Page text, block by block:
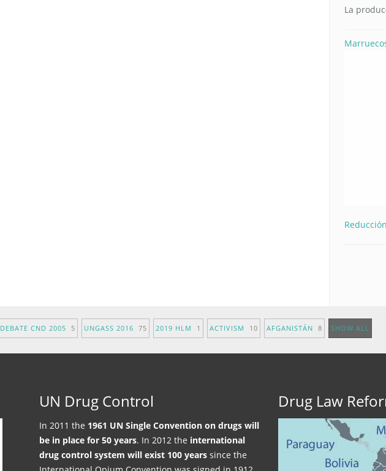
La
DEBATE CND 2005 5 UNGASS 2016 75 2019 HLM 1 ACTIVISM 10 AFGANISTÁN 8 SHOW ALL
UN Drug Control
In 2011 the 1961 UN Single Convention on drugs will
be in place for 50 years. In 2012 the international
drug control system will exist 100 years since the
Drug Law